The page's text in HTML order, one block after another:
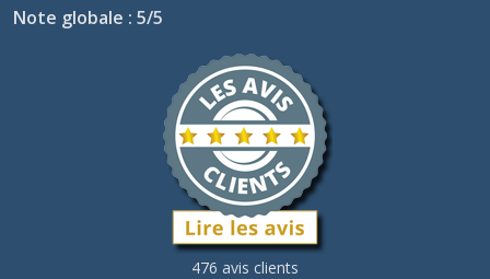
Note globale : 5/5
476 avis clients